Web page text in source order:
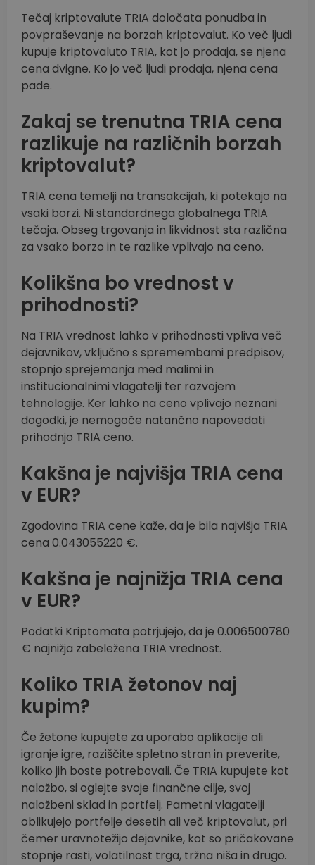
Tečaj kriptovalute TRIA določata ponudba in
povpraševanje na borzah kriptovalut. Ko več ljudi
kupuje kriptovaluto TRIA, kot jo prodaja, se njena
cena dvigne. Ko jo več ljudi prodaja, njena cena
pade.
Zakaj se trenutna TRIA cena
razlikuje na različnih borzah
kriptovalut?
TRIA cena temelji na transakcijah, ki potekajo na
vsaki borzi. Ni standardnega globalnega TRIA
tečaja. Obseg trgovanja in likvidnost sta različna
za vsako borzo in te razlike vplivajo na ceno.
Kolikšna bo vrednost v
prihodnosti?
Na TRIA vrednost lahko v prihodnosti vpliva več
dejavnikov, vključno s spremembami predpisov,
stopnjo sprejemanja med malimi in
institucionalnimi vlagatelji ter razvojem
tehnologije. Ker lahko na ceno vplivajo neznani
dogodki, je nemogoče natančno napovedati
prihodnjo TRIA ceno.
Kakšna je najvišja TRIA cena
v EUR?
Zgodovina TRIA cene kaže, da je bila najvišja TRIA
cena 0.043055220 €.
Kakšna je najnižja TRIA cena
v EUR?
Podatki Kriptomata potrjujejo, da je 0.006500780
€ najnižja zabeležena TRIA vrednost.
Koliko TRIA žetonov naj
kupim?
Če žetone kupujete za uporabo aplikacije ali
igranje igre, raziščite spletno stran in preverite,
koliko jih boste potrebovali. Če TRIA kupujete kot
naložbo, si oglejte svoje finančne cilje, svoj
naložbeni sklad in portfelj. Pametni vlagatelji
oblikujejo portfelje desetih ali več kriptovalut, pri
čemer uravnotežijo dejavnike, kot so pričakovane
stopnje rasti, volatilnost trga, tržna niša in drugo.